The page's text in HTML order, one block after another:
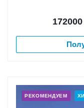
172000
РЕКОМЕНДУЕМ